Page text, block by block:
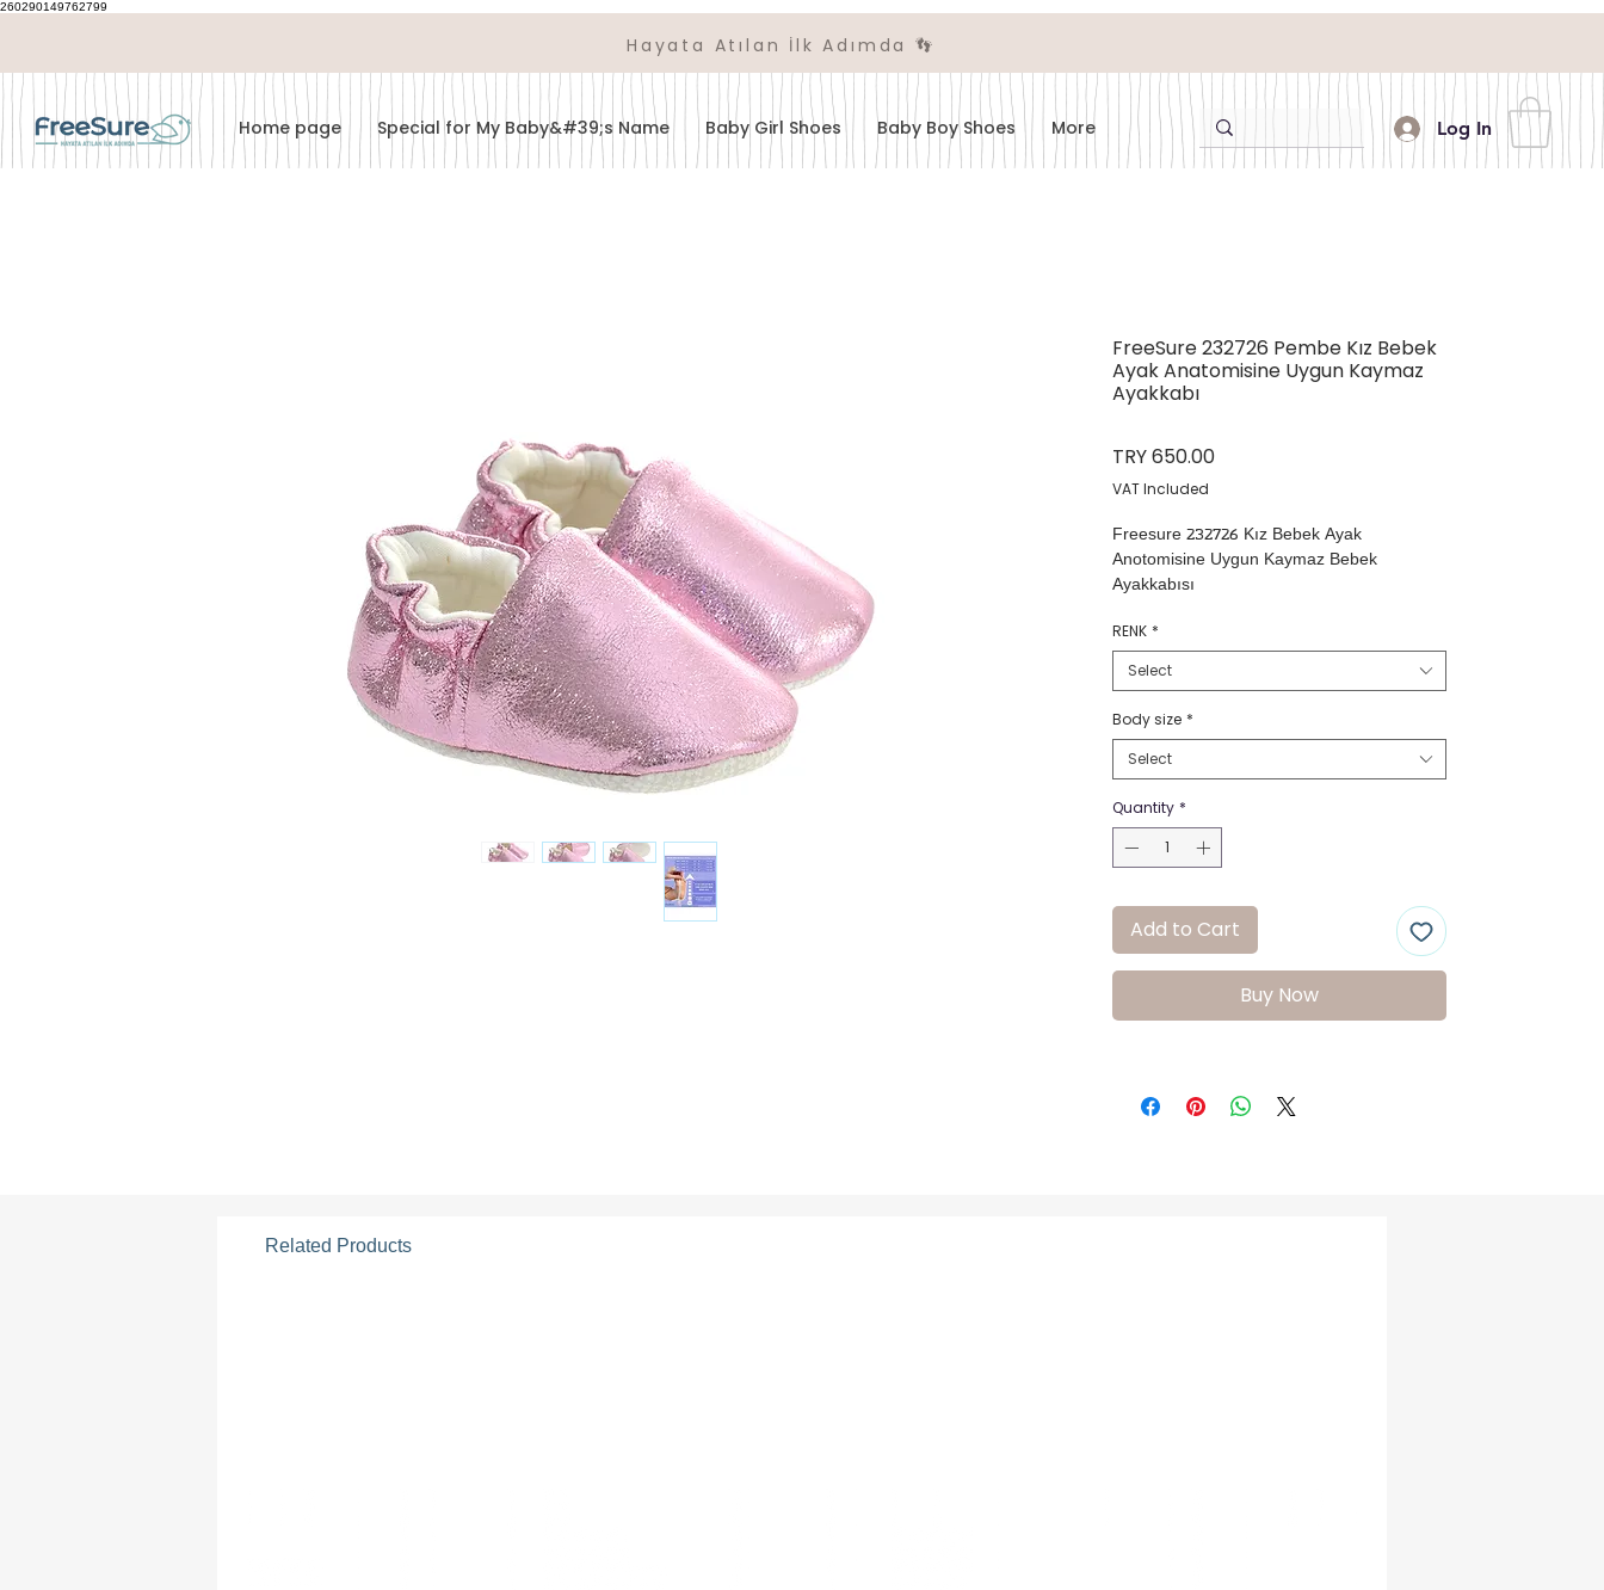
260290149762799
Hayata Atılan İlk Adımda 👣
Home page Special for My Baby&#39;s Name Baby Girl Shoes Baby Boy Shoes More Log In
FreeSure 232726 Pembe Kız Bebek
Ayak Anatomisine Uygun Kaymaz
Ayakkabı
TRY 650.00Price
VAT Included
Freesure 232726 Kız Bebek Ayak
Anotomisine Uygun Kaymaz Bebek
Ayakkabısı
RENK *
Select
Body size *
Select
Quantity *
Add to Cart
Buy Now
Related Products